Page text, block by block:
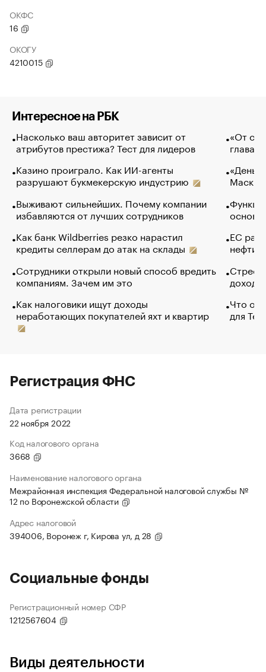
ОКФС
16
ОКОГУ
4210015
Интересное на РБК
Насколько ваш авторитет зависит от
атрибутов престижа? Тест для лидеров
Казино проиграло. Как ИИ-агенты
разрушают букмекерскую индустрию
Выживают сильнейших. Почему компании
избавляются от лучших сотрудников
Как банк Wildberries резко нарастил
кредиты селлерам до атак на склады
Сотрудники открыли новый способ вредить
компаниям. Зачем им это
Как налоговики ищут доходы
неработающих покупателей яхт и квартир
«От
глава
Маск в
основ
ЕС
нефти
Что
для
Регистрация ФНС
Дата регистрации
22 ноября 2022
Код налогового органа
3668
Наименование налогового органа
Межрайонная инспекция Федеральной налоговой службы №
12 по Воронежской области
Адрес налоговой
394006, Воронеж г, Кирова ул, д 28
Социальные фонды
Регистрационный номер СФР
1212567604
Виды деятельности